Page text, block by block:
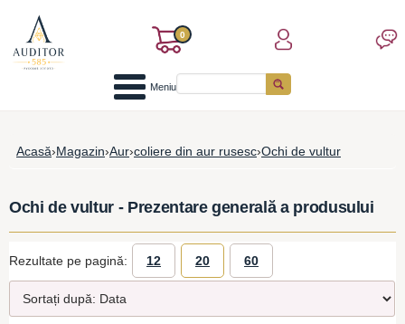
0
Meniu
Acasă›Magazin›Aur›coliere din aur rusesc›Ochi de vultur
Ochi de vultur - Prezentare generală a produsului
Rezultate pe pagină: 12 20 60